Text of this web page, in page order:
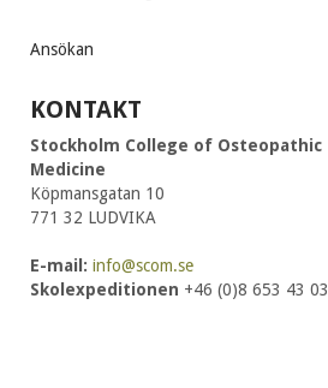
Ansökan
KONTAKT
Stockholm College of Osteopathic
Medicine
Köpmansgatan 10
771 32 LUDVIKA
E-mail: info@scom.se
Skolexpeditionen +46 (0)8 653 43 03